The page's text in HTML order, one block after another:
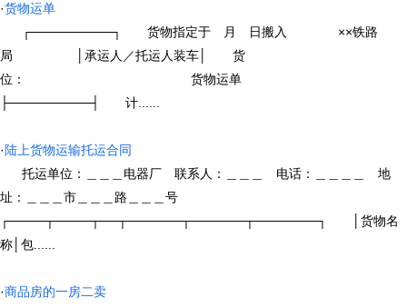
·货物运单
┌─────────┐ 货物指定于 月 日搬入 ××铁路
局 │承运人／托运人装车│ 货
位： 货物运单
├─────────┤ 计......
· 陆上货物运输托运合同
托运单位：＿＿＿电器厂 联系人：＿＿＿ 电话：＿＿＿＿ 地
址：＿＿＿市＿＿＿路＿＿＿号
┌────┬────┬──┬──────┬──────┬───────┐ │货物名
称│包......
·商品房的一房二卖